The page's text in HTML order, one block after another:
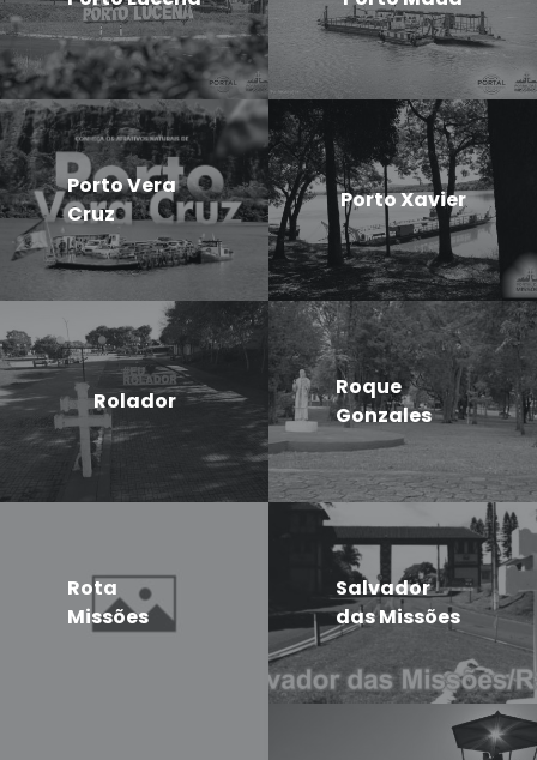
Porto Vera
Cruz
Porto Xavier
Rolador
Roque
Gonzales
Rota
Missões
Salvador
das Missões